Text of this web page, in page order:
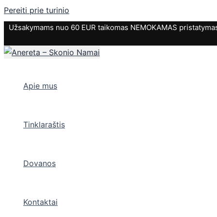
Pereiti prie turinio
Užsakymams nuo 60 EUR taikomas NEMOKAMAS
Apie mus
Tinklaraštis
Dovanos
Kontaktai